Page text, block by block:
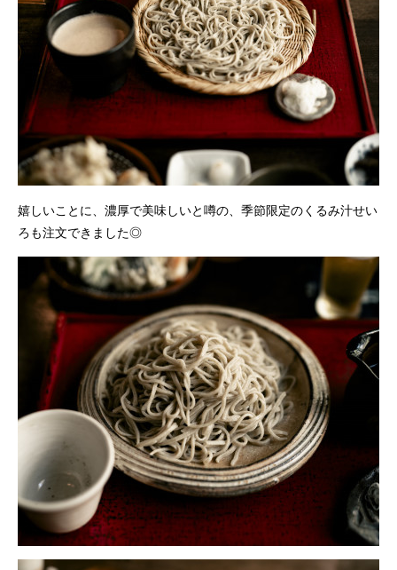
嬉しいことに、濃厚で美味しいと噂の、季節限定のくるみ汁せい
ろも注文できました◎